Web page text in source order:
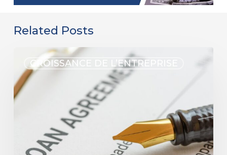
Related Posts
CROISSANCE DE L’ENTREPRISE